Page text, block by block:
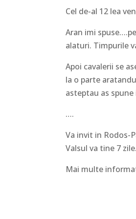
Cel de-al 12 lea
Aran imi
alaturi. Timpurile
Apoi cavalerii se
la o parte
asteptau as
….
Va invit in Rodos-
Valsul va tine 7 zile.
Mai multe